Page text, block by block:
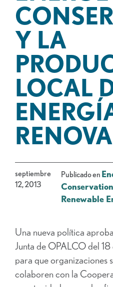
Y LA
LOCAL
septiembre
12, 2013
Publicado en
Conservation
Renewable
Una nueva política
Junta de OPALCO del
para que organizaciones
colaboren con la